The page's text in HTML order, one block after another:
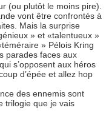
(ou plutôt le moins pire).
vont être confrontés à
Mais la surprise
» et «talentueux »
» Pélois Kring
parades faces aux
s’opposent aux héros
d’épée et allez hop
des ennemis sont
trilogie que je vais